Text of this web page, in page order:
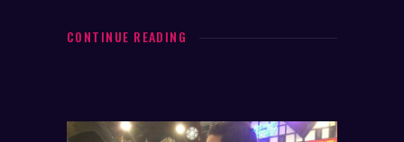
CONTINUE READING